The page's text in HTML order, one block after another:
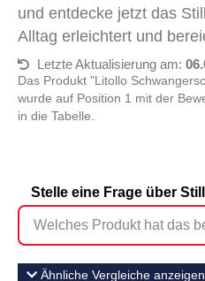
und entdecke jetzt das
Alltag erleichtert und
Letzte Aktualisierung am:
Das Produkt "Litollo
wurde auf Position 1 mit der
in die Tabelle.
Stelle eine Frage über
Ähnliche Vergleiche anzeigen